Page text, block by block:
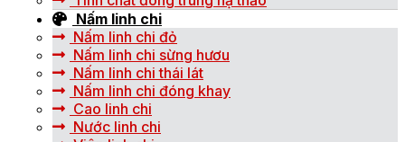
Nấm linh chi
Nấm linh chi đỏ
Nấm linh chi sừng hươu
Nấm linh chi thái lát
Nấm linh chi đóng khay
Cao linh chi
Nước linh chi